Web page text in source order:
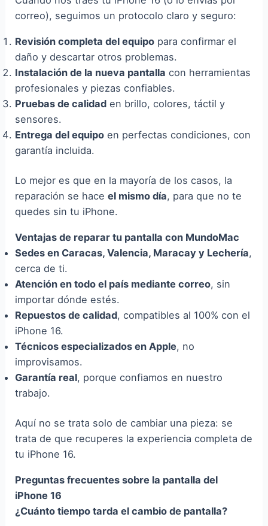
correo), seguimos un protocolo claro y seguro:
Revisión completa del equipo para confirmar el
daño y descartar otros problemas.
Instalación de la nueva pantalla con herramientas
profesionales y piezas confiables.
Pruebas de calidad en brillo, colores, táctil y
sensores.
Entrega del equipo en perfectas condiciones, con
garantía incluida.
Lo mejor es que en la mayoría de los casos, la
reparación se haceel mismo día, para que no te
quedes sin tu iPhone.
Ventajas de reparar tu pantalla con MundoMac
Sedes en Caracas, Valencia, Maracay y Lechería,
cerca de ti.
Atención en todo el país mediante correo, sin
importar dónde estés.
Repuestos de calidad, compatibles al 100% con el
iPhone 16.
Técnicos especializados en Apple, no
improvisamos.
Garantía real, porque confiamos en nuestro
trabajo.
Aquí no se trata solo de cambiar una pieza: se
trata de que recuperes la experiencia completa de
tu iPhone 16.
Preguntas frecuentes sobre la pantalla del
iPhone 16
¿Cuánto tiempo tarda el cambio de pantalla?